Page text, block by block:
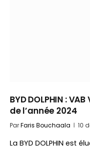
BYD DOLPHIN :
de l’année 2024
ParFaris Bouchaala 10
La BYD DOLPHIN est